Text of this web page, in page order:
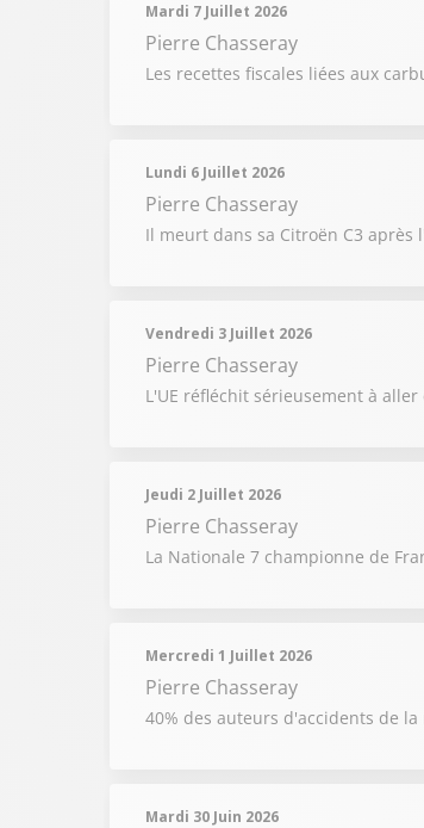
Mardi 7 Juillet 2026
Pierre Chasseray
Les recettes fiscales liées aux
Lundi 6 Juillet 2026
Pierre Chasseray
Il meurt dans sa Citroën C3 après
Vendredi 3 Juillet 2026
Pierre Chasseray
L'UE réfléchit sérieusement à
Jeudi 2 Juillet 2026
Pierre Chasseray
La Nationale 7 championne de
Mercredi 1 Juillet 2026
Pierre Chasseray
40% des auteurs d'accidents de
Mardi 30 Juin 2026